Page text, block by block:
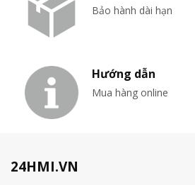
Bảo hành dài hạn
Hướng dẫn
Mua hàng online
24HMI.VN